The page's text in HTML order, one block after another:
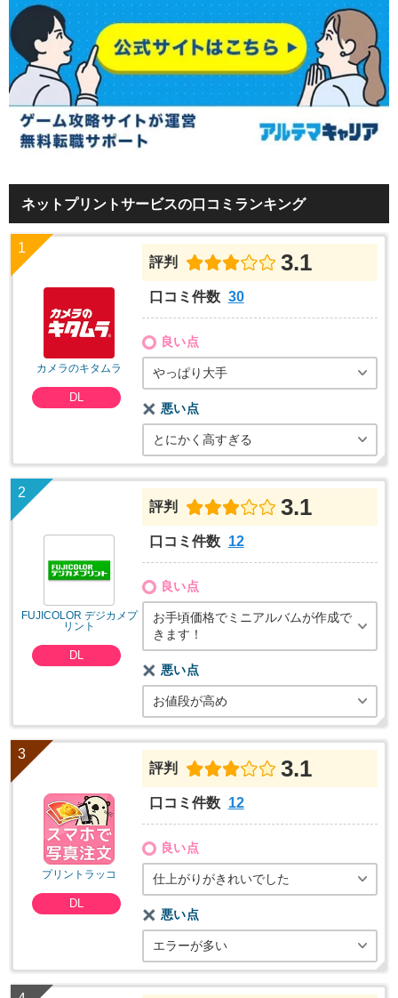
ネットプリントサービスの口コミランキング
カメラのキタムラ
DL
評判 3.1
口コミ件数 30
良い点
やっぱり大手
悪い点
とにかく高すぎる
FUJICOLOR デジカメプ
リント
DL
評判 3.1
口コミ件数 12
良い点
お手頃価格でミニアルバムが作成で
きます！
悪い点
お値段が高め
プリントラッコ
DL
評判 3.1
口コミ件数 12
良い点
仕上がりがきれいでした
悪い点
エラーが多い